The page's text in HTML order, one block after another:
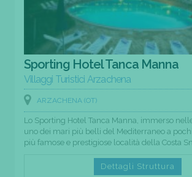
Sporting Hotel Tanca Manna
Villaggi Turistici Arzachena
ARZACHENA (OT)
Lo Sporting Hotel Tanca Manna, immerso
uno dei mari più belli del Mediterraneo a
più famose e prestigiose località della Costa
Dettagli Struttura